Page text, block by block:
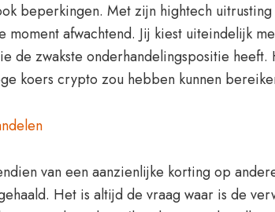
beperkingen. Met zijn hightech
afwachtend. Jij kiest uiteindelijk
de zwakste onderhandelingspositie
koers crypto zou hebben kunnen
van een aanzienlijke korting op
Het is altijd de vraag waar is de